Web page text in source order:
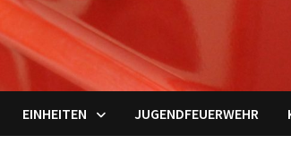
EINHEITEN JUGENDFEUERWEHR